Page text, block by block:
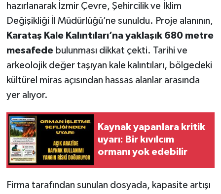
hazırlanarak İzmir Çevre, Şehircilik ve İklim
Değişikliği İl Müdürlüğü’ne sunuldu. Proje alanının,
Karataş Kale Kalıntıları’na yaklaşık 680 metre
mesafedebulunması dikkat çekti. Tarihi ve
arkeolojik değer taşıyan kale kalıntıları, bölgedeki
kültürel miras açısından hassas alanlar arasında
yer alıyor.
Kaynak yapanlara kritik
uyarı: Bir kıvılcım
ormanı yok edebilir
Firma tarafından sunulan dosyada, kapasite artışı